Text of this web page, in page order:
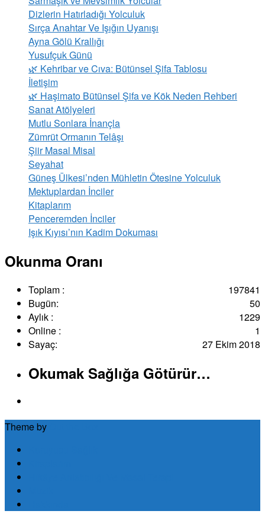
Dizlerin Hatırladığı Yolculuk
Sırça Anahtar Ve Işığın Uyanışı
Ayna Gölü Krallığı
Yusufçuk Günü
​🌿 Kehribar ve Cıva: Bütünsel Şifa Tablosu
İletişim
🌿 Haşimato Bütünsel Şifa ve Kök Neden Rehberi
Sanat Atölyeleri
Mutlu Sonlara İnançla
Zümrüt Ormanın Telâşı
Şiir Masal Misal
Seyahat
Güneş Ülkesi’nden Mühletin Ötesine Yolculuk
Mektuplardan İnciler
Kitaplarım
Penceremden İnciler
Işık Kıyısı’nın Kadim Dokuması
Okunma Oranı
197841
Toplam :
50
Bugün:
1229
Aylık :
1
Online :
27 Ekim 2018
Sayaç:
Okumak Sağlığa Götürür…
Theme by